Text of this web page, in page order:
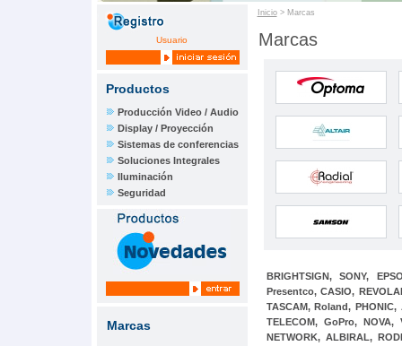
Usuario
Productos
Producción Video / Audio
Display / Proyección
Sistemas de conferencias
Soluciones Integrales
Iluminación
Seguridad
Marcas
Inicio> Marcas
Marcas
BRIGHTSIGN,SONY,
Presentco,CASIO,
TASCAM,Roland,PHONIC,
TELECOM, GoPro, NOVA,
NETWORK, ALBIRAL,